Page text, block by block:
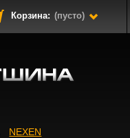
Корзина: (пусто)
NEXEN